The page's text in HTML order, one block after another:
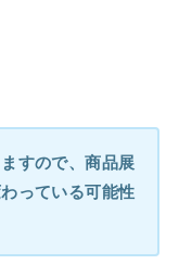
すので、商品展
っている可能性